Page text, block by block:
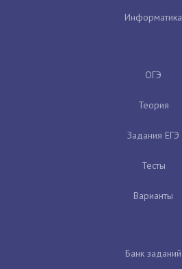
Информатика
ОГЭ
Теория
Задания ЕГЭ
Тесты
Варианты
Банк заданий